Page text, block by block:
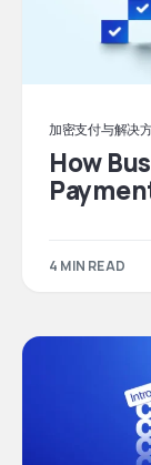
加密支付与解决
How
4 MIN READ